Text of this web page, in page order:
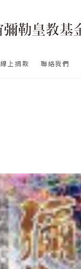
線上捐款 聯絡我們